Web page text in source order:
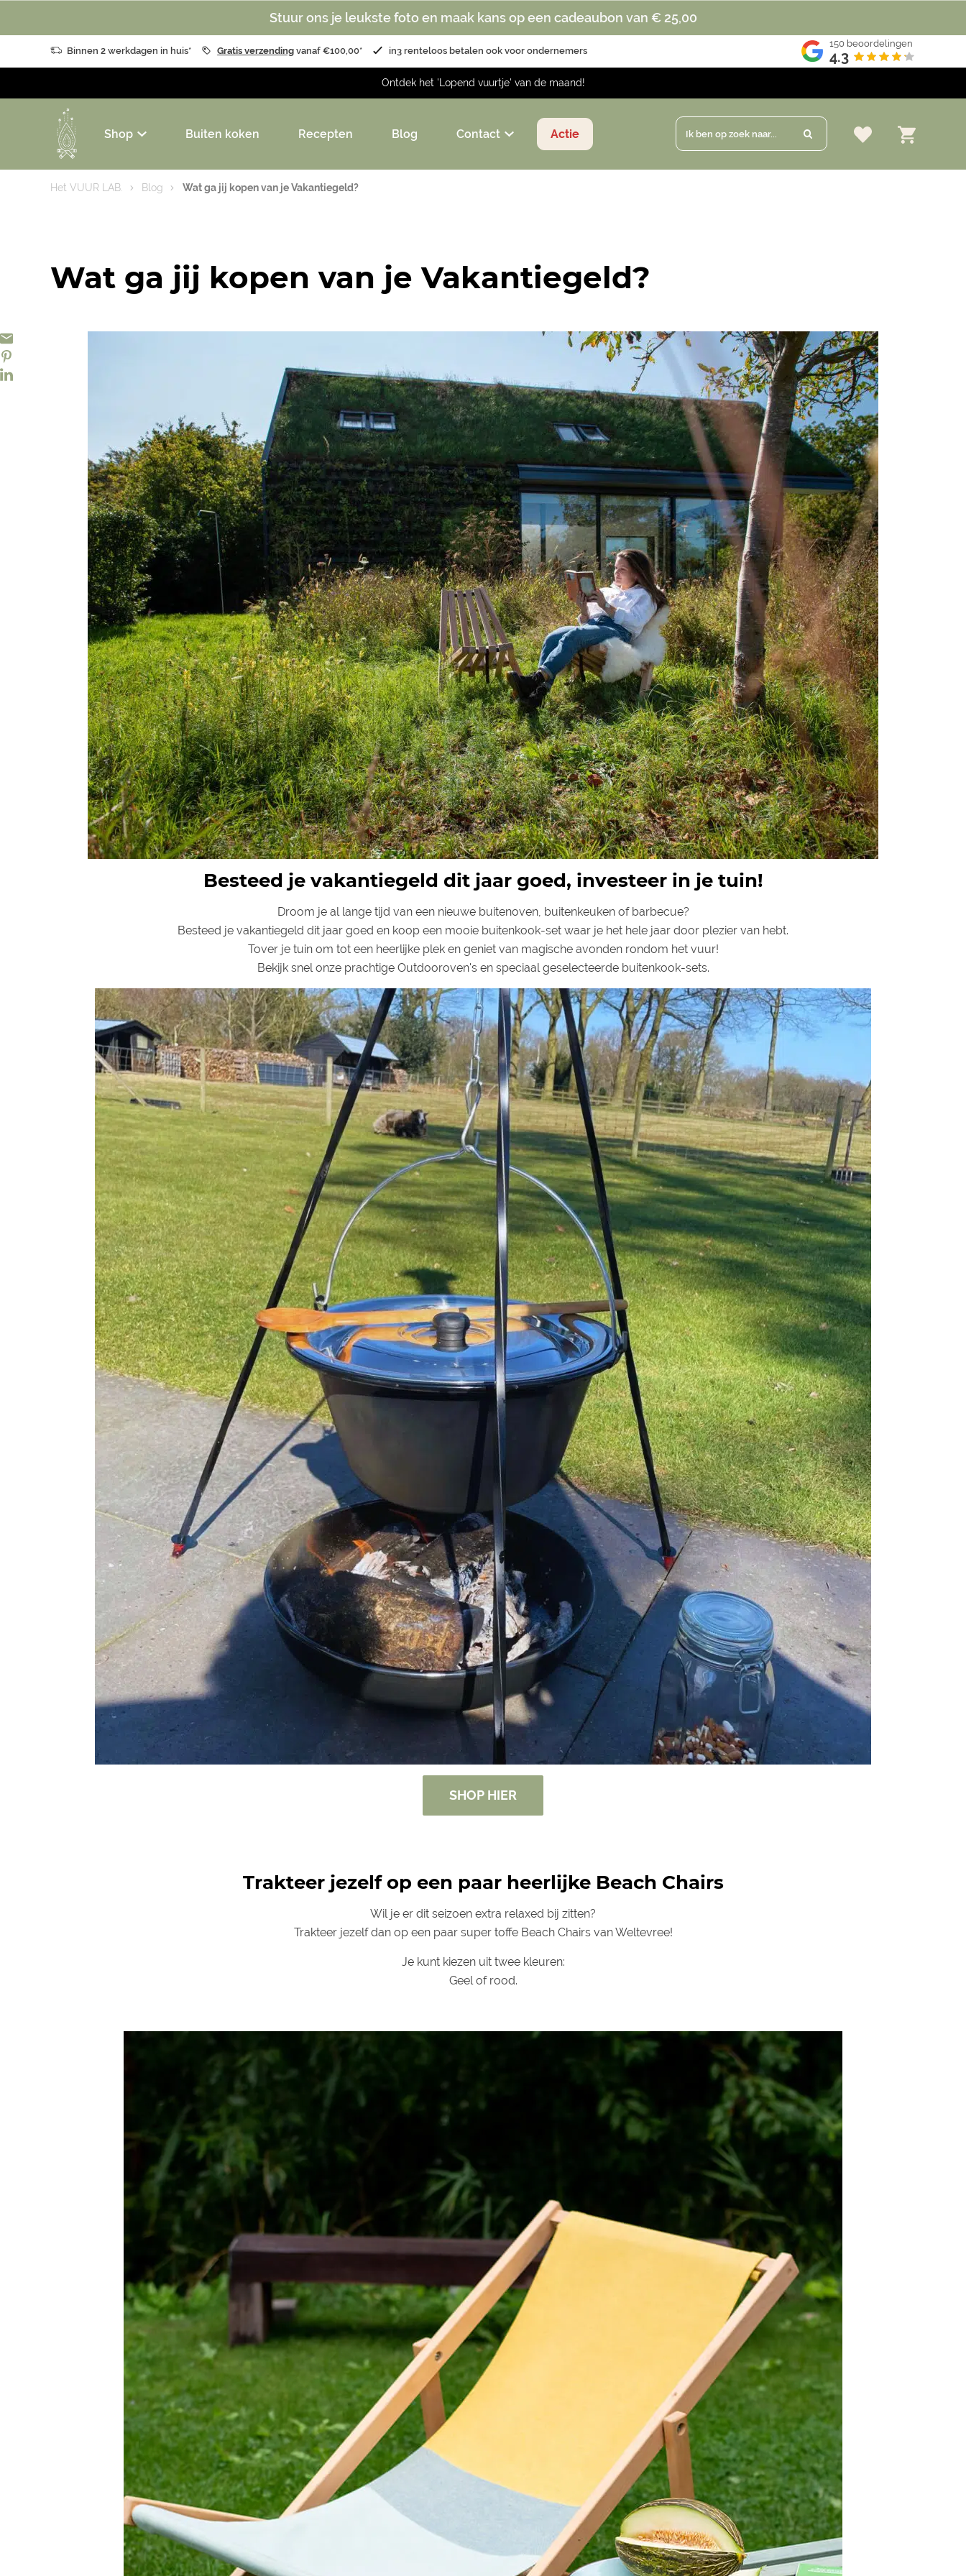
Stuur ons je leukste foto en maak kans op een cadeaubon van € 25,00
Binnen 2 werkdagen in huis* Gratis verzending vanaf €100,00* in3 renteloos betalen ook voor ondernemers
150beoordelingen
4.3
Ontdek het 'Lopend vuurtje' van de maand!
Shop Buiten koken Recepten Blog Contact Actie Ik ben op zoek naar...
Het VUUR LAB. Blog Wat ga jij kopen van je Vakantiegeld?
Wat ga jij kopen van je Vakantiegeld?
Besteed je vakantiegeld dit jaar goed, investeer in je tuin!
Droom je al lange tijd van een nieuwe buitenoven, buitenkeuken of barbecue?
Besteed je vakantiegeld dit jaar goed en koop een mooie buitenkook-set waar je het hele jaar door plezier van hebt.
Tover je tuin om tot een heerlijke plek en geniet van magische avonden rondom het vuur!
Bekijk snel onze prachtige Outdooroven's en speciaal geselecteerde buitenkook-sets.
SHOP HIER
Trakteer jezelf op een paar heerlijke Beach Chairs
Wil je er dit seizoen extra relaxed bij zitten?
Trakteer jezelf dan op een paar super toffe Beach Chairs van Weltevree!
Je kunt kiezen uit twee kleuren:
Geel of rood.